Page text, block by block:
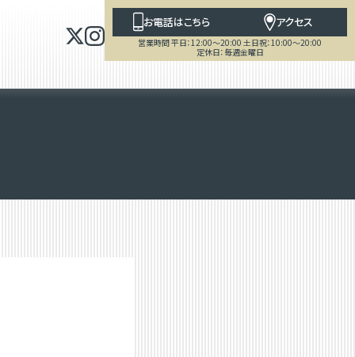
お電話はこちら アクセス
営業時間 平日：12:00～20:00 土日祝：10:00～20:00
定休日：毎週金曜日